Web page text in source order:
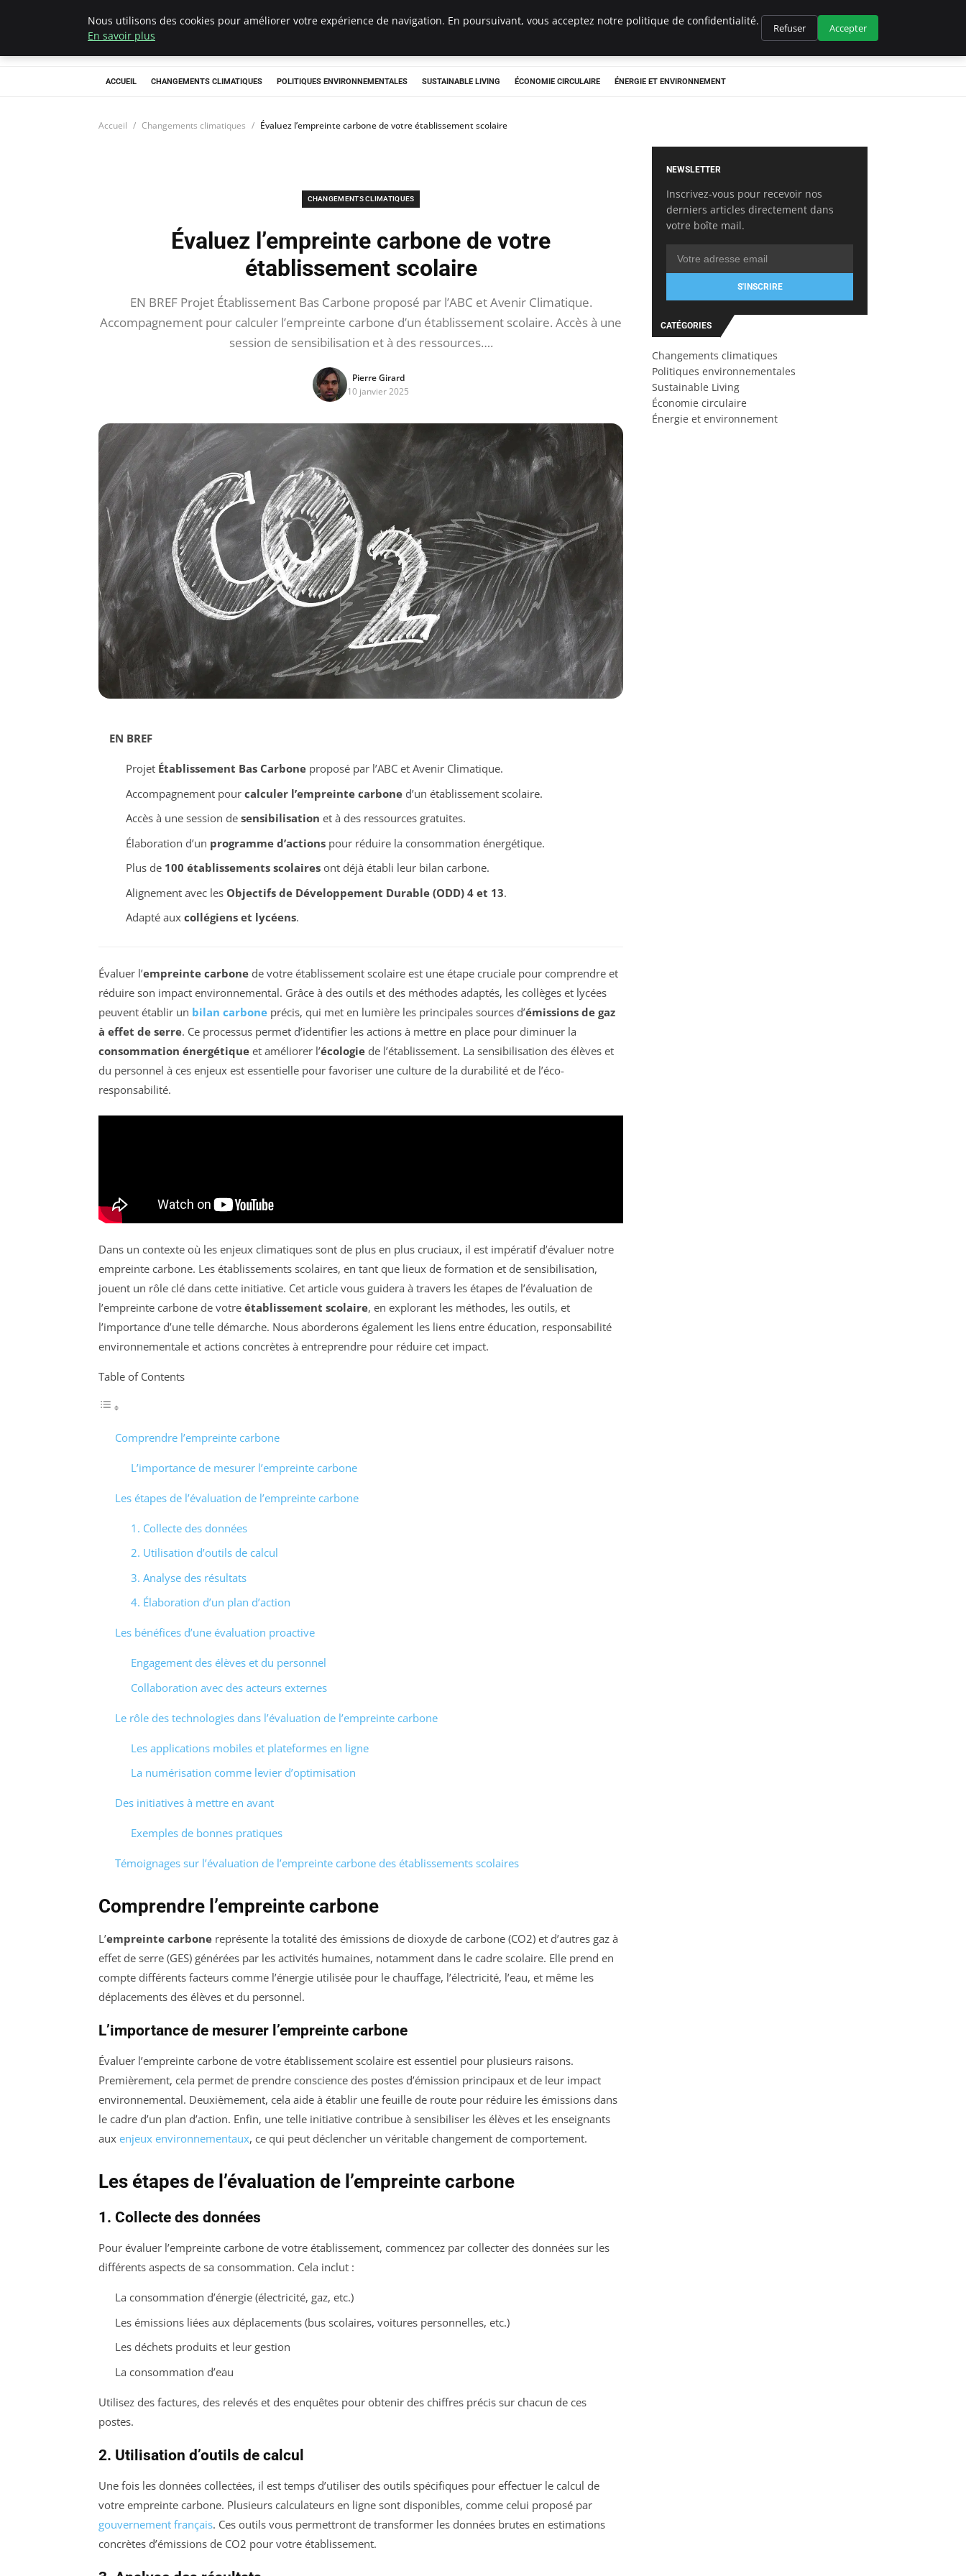
Climategatecountryclub.com
ACCUEIL CHANGEMENTS CLIMATIQUES POLITIQUES ENVIRONNEMENTALES SUSTAINABLE LIVING ÉCONOMIE CIRCULAIRE ÉNERGIE ET ENVIRONNEMENT
Accueil Changements climatiques Évaluez l’empreinte carbone de votre établissement scolaire
CHANGEMENTS CLIMATIQUES
Évaluez l’empreinte carbone de votre
établissement scolaire
EN BREF Projet Établissement Bas Carbone proposé par l’ABC et Avenir Climatique.
Accompagnement pour calculer l’empreinte carbone d’un établissement scolaire. Accès à une
session de sensibilisation et à des ressources….
Pierre Girard
10 janvier 2025
EN BREF
Projet Établissement Bas Carboneproposé par l’ABC et Avenir Climatique.
Accompagnement pour calculer l’empreinte carboned’un établissement scolaire.
Accès à une session de sensibilisation et à des ressources gratuites.
Élaboration d’un programme d’actionspour réduire la consommation énergétique.
Plus de 100 établissements scolairesont déjà établi leur bilan carbone.
Alignement avec les Objectifs de Développement Durable (ODD) 4 et 13.
Adapté aux collégiens et lycéens.
Évaluer l’empreinte carbone de votre établissement scolaire est une étape cruciale pour comprendre et
réduire son impact environnemental. Grâce à des outils et des méthodes adaptés, les collèges et lycées
peuvent établir un bilan carbone précis, qui met en lumière les principales sources d’émissions de gaz
à effet de serre. Ce processus permet d’identifier les actions à mettre en place pour diminuer la
consommation énergétique et améliorer l’écologie de l’établissement. La sensibilisation des élèves et
du personnel à ces enjeux est essentielle pour favoriser une culture de la durabilité et de l’éco-
responsabilité.
Dans un contexte où les enjeux climatiques sont de plus en plus cruciaux, il est impératif d’évaluer notre
empreinte carbone. Les établissements scolaires, en tant que lieux de formation et de sensibilisation,
jouent un rôle clé dans cette initiative. Cet article vous guidera à travers les étapes de l’évaluation de
l’empreinte carbone de votre établissement scolaire, en explorant les méthodes, les outils, et
l’importance d’une telle démarche. Nous aborderons également les liens entre éducation, responsabilité
environnementale et actions concrètes à entreprendre pour réduire cet impact.
Table of Contents
Comprendre l’empreinte carbone
L’importance de mesurer l’empreinte carbone
Les étapes de l’évaluation de l’empreinte carbone
1. Collecte des données
2. Utilisation d’outils de calcul
3. Analyse des résultats
4. Élaboration d’un plan d’action
Les bénéfices d’une évaluation proactive
Engagement des élèves et du personnel
Collaboration avec des acteurs externes
Le rôle des technologies dans l’évaluation de l’empreinte carbone
Les applications mobiles et plateformes en ligne
La numérisation comme levier d’optimisation
Des initiatives à mettre en avant
Exemples de bonnes pratiques
Témoignages sur l’évaluation de l’empreinte carbone des établissements scolaires
Comprendre l’empreinte carbone
L’empreinte carbone représente la totalité des émissions de dioxyde de carbone (CO2) et d’autres gaz à
effet de serre (GES) générées par les activités humaines, notamment dans le cadre scolaire. Elle prend en
compte différents facteurs comme l’énergie utilisée pour le chauffage, l’électricité, l’eau, et même les
déplacements des élèves et du personnel.
L’importance de mesurer l’empreinte carbone
Évaluer l’empreinte carbone de votre établissement scolaire est essentiel pour plusieurs raisons.
Premièrement, cela permet de prendre conscience des postes d’émission principaux et de leur impact
environnemental. Deuxièmement, cela aide à établir une feuille de route pour réduire les émissions dans
le cadre d’un plan d’action. Enfin, une telle initiative contribue à sensibiliser les élèves et les enseignants
aux enjeux environnementaux, ce qui peut déclencher un véritable changement de comportement.
Les étapes de l’évaluation de l’empreinte carbone
1. Collecte des données
Pour évaluer l’empreinte carbone de votre établissement, commencez par collecter des données sur les
différents aspects de sa consommation. Cela inclut :
La consommation d’énergie (électricité, gaz, etc.)
Les émissions liées aux déplacements (bus scolaires, voitures personnelles, etc.)
Les déchets produits et leur gestion
La consommation d’eau
Utilisez des factures, des relevés et des enquêtes pour obtenir des chiffres précis sur chacun de ces
postes.
2. Utilisation d’outils de calcul
Une fois les données collectées, il est temps d’utiliser des outils spécifiques pour effectuer le calcul de
votre empreinte carbone. Plusieurs calculateurs en ligne sont disponibles, comme celui proposé par
gouvernement français. Ces outils vous permettront de transformer les données brutes en estimations
concrètes d’émissions de CO2 pour votre établissement.
NEWSLETTER
Inscrivez-vous pour recevoir nos
derniers articles directement dans
votre boîte mail.
S'INSCRIRE
CATÉGORIES
Changements climatiques
Politiques environnementales
Sustainable Living
Économie circulaire
Énergie et environnement
Nous utilisons des cookies pour améliorer votre expérience de navigation. En poursuivant, vous acceptez notre politique de confidentialité.
En savoir plus
Refuser Accepter